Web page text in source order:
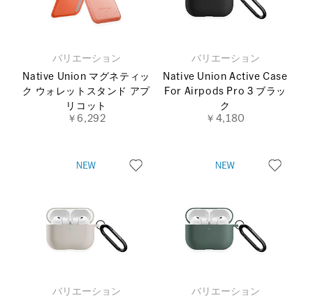
バリエーション
Native Union マグネティッ
ク ウォレットスタンド アプ
リコット
￥6,292
バリエーション
Native Union Active Case
For Airpods Pro 3 ブラッ
ク
￥4,180
バリエーション バリエーション